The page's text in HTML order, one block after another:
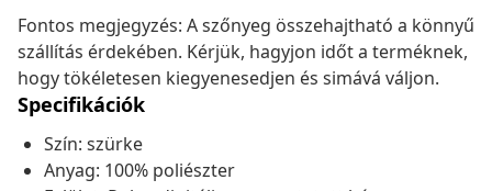
Fontos megjegyzés: A szőnyeg összehajtható a könnyű
szállítás érdekében. Kérjük, hagyjon időt a terméknek,
hogy tökéletesen kiegyenesedjen és simává váljon.
Specifikációk
Szín: szürke
Anyag: 100% poliészter